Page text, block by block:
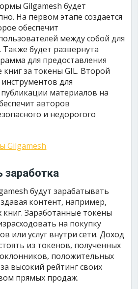
Gilgamesh будет
На первом этапе создается
обеспечит
между собой для
будет развернута
для предоставления
книг за токены GIL. Второй
для
материалов на
авторов
и недорогого
будут зарабатывать
контент, например,
Заработанные токены
на покупку
или услуг внутри сети. Доход
из токенов, полученных
положительных
высокий рейтинг своих
прямых продаж.